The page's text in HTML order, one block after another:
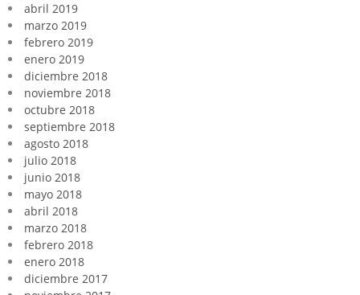
abril 2019
marzo 2019
febrero 2019
enero 2019
diciembre 2018
noviembre 2018
octubre 2018
septiembre 2018
agosto 2018
julio 2018
junio 2018
mayo 2018
abril 2018
marzo 2018
febrero 2018
enero 2018
diciembre 2017